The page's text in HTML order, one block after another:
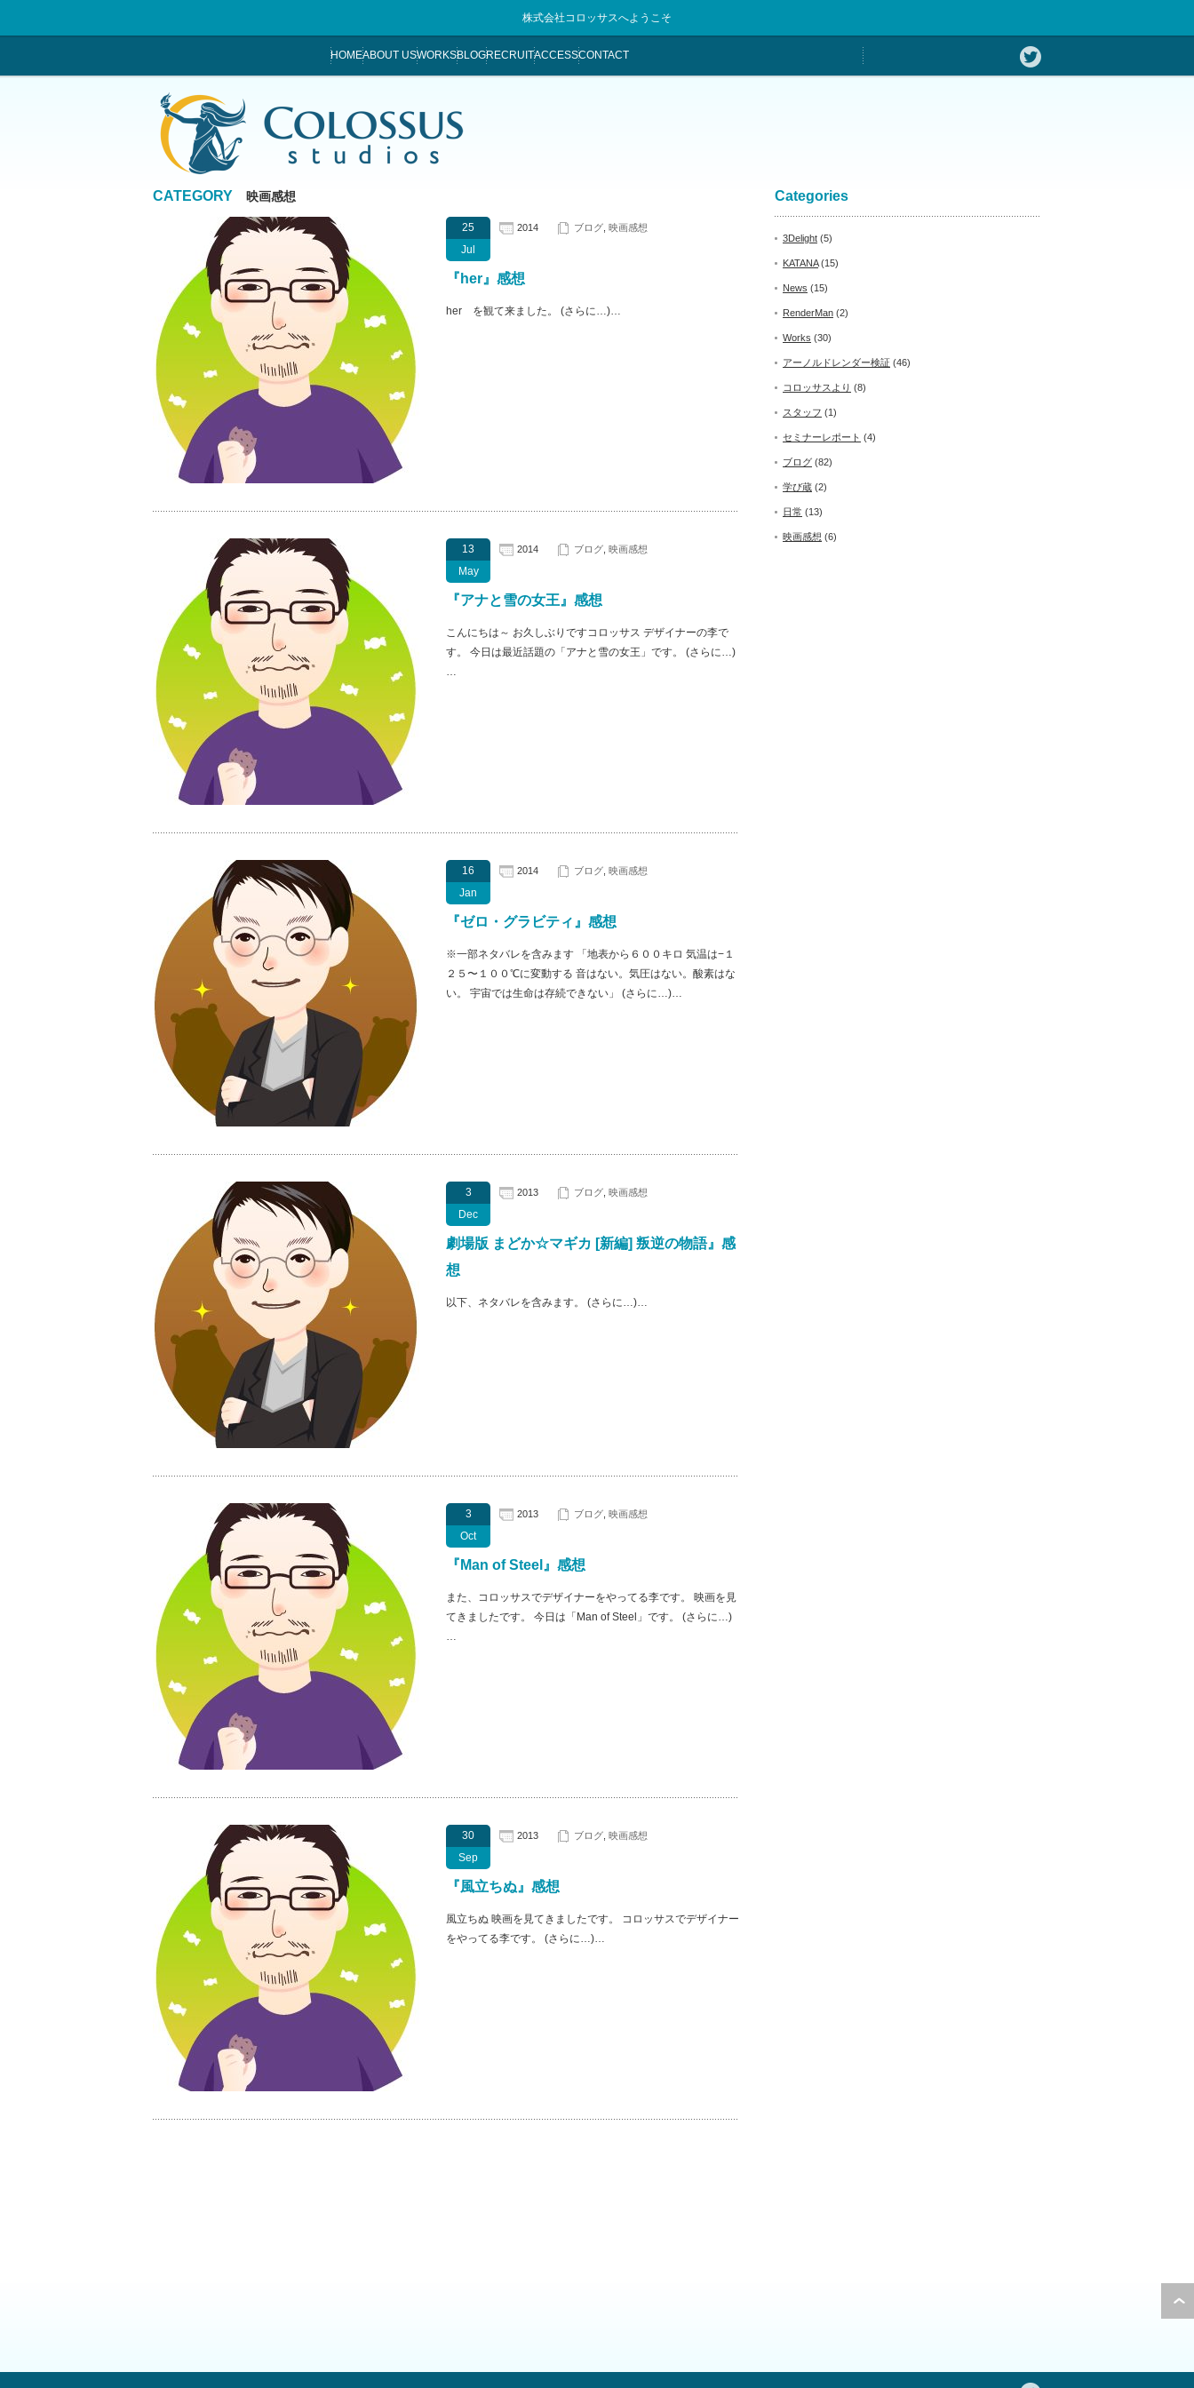
株式会社コロッサスへようこそ
HOMEABOUT USWORKSBLOGRECRUITACCESSCONTACT
CATEGORY 映画感想
25
Jul
2014 ブログ 映画感想
『her』感想
her を観て来ました。 (さらに…)…
13
May
2014 ブログ 映画感想
『アナと雪の女王』感想
こんにちは～ お久しぶりですコロッサス デザイナーの李で
す。 今日は最近話題の「アナと雪の女王」です。 (さらに…)
…
16
Jan
2014 ブログ 映画感想
『ゼロ・グラビティ』感想
※一部ネタバレを含みます 「地表から６００キロ 気温は−１
２５〜１００℃に変動する 音はない。気圧はない。酸素はな
い。 宇宙では生命は存続できない」 (さらに…)…
3
Dec
2013 ブログ 映画感想
劇場版 まどか☆マギカ [新編] 叛逆の物語』感
想
以下、ネタバレを含みます。 (さらに…)…
3
Oct
2013 ブログ 映画感想
『Man of Steel』感想
また、コロッサスでデザイナーをやってる李です。 映画を見
てきましたです。 今日は「Man of Steel」です。 (さらに…)
…
30
Sep
2013 ブログ 映画感想
『風立ちぬ』感想
風立ちぬ 映画を見てきましたです。 コロッサスでデザイナー
をやってる李です。 (さらに…)…
Categories
3Delight (5)
KATANA(15)
News (15)
RenderMan (2)
Works (30)
アーノルドレンダー検証 (46)
コロッサスより (8)
スタッフ (1)
セミナーレポート (4)
ブログ (82)
学び蔵 (2)
日常 (13)
映画感想 (6)